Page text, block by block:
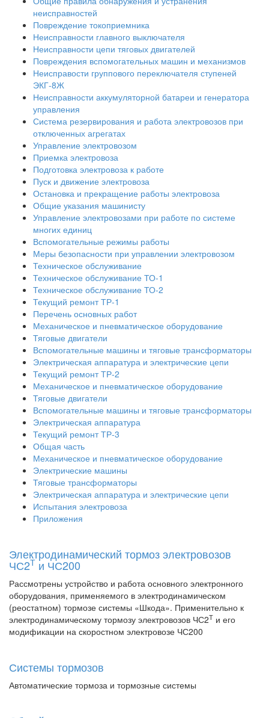
неисправностей
Повреждение токоприемника
Неисправности главного выключателя
Неисправности цепи тяговых двигателей
Повреждения вспомогательных машин и механизмов
Неисправости группового переключателя ступеней
ЭКГ-8Ж
Неисправности аккумуляторной батареи и генератора
управления
Система резервирования и работа электровозов при
отключенных агрегатах
Управление электровозом
Приемка электровоза
Подготовка электровоза к работе
Пуск и движение электровоза
Остановка и прекращение работы электровоза
Общие указания машинисту
Управление электровозами при работе по системе
многих единиц
Вспомогательные режимы работы
Меры безопасности при управлении электровозом
Техническое обслуживание
Техническое обслуживание ТО-1
Техническое обслуживание ТО-2
Текущий ремонт ТР-1
Перечень основных работ
Механическое и пневматическое оборудование
Тяговые двигатели
Вспомогательные машины и тяговые трансформаторы
Электрическая аппаратура и электрические цепи
Текущий ремонт ТР-2
Механическое и пневматическое оборудование
Тяговые двигатели
Вспомогательные машины и тяговые трансформаторы
Электрическая аппаратура
Текущий ремонт ТР-3
Общая часть
Механическое и пневматическое оборудование
Электрические машины
Тяговые трансформаторы
Электрическая аппаратура и электрические цепи
Испытания электровоза
Приложения
Электродинамический тормоз электровозов
ЧС2Т и ЧС200
Рассмотрены устройство и работа основного электронного
оборудования, применяемого в электродинамическом
(реостатном) тормозе системы «Шкода». Применительно к
электродинамическому тормозу электровозов ЧС2Т и его
модификации на скоростном электровозе ЧС200
Системы тормозов
Автоматические тормоза и тормозные системы